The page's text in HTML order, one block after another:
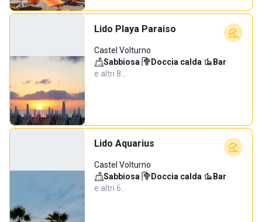
Lido Playa Paraiso
Castel Volturno
Sabbiosa· Doccia calda· Bar·
e altri 8…
Lido Aquarius
Castel Volturno
Sabbiosa· Doccia calda· Bar·
e altri 6…